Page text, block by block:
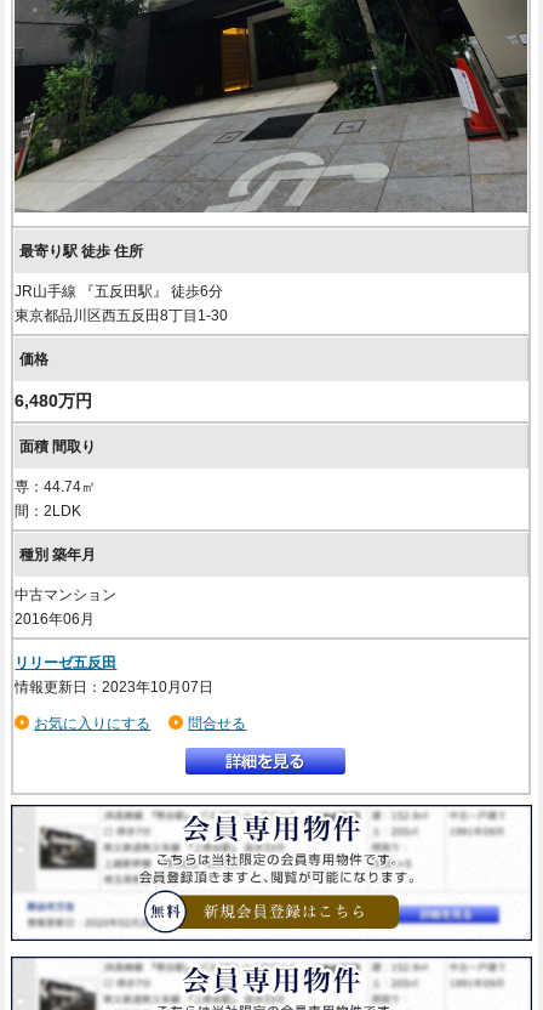
JR山手線 『五反田駅』 徒歩6分
東京都品川区西五反田8丁目1-30
6,480万円
専：44.74㎡
間：2LDK
中古マンション
2016年06月
リリーゼ五反田
情報更新日：2023年10月07日
お気に入りにする 問合せる